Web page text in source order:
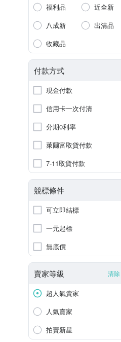
福利品
近全新
八成新
出清品
收藏品
付款方式
現金付款
信用卡一次付清
分期0利率
萊爾富取貨付款
7-11取貨付款
競標條件
可立即結標
一元起標
無底價
賣家等級 清除
超人氣賣家
人氣賣家
拍賣新星